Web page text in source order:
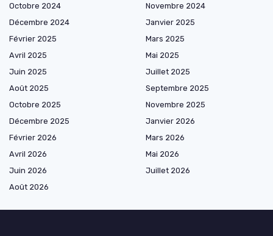
Octobre 2024
Novembre 2024
Décembre 2024
Janvier 2025
Février 2025
Mars 2025
Avril 2025
Mai 2025
Juin 2025
Juillet 2025
Août 2025
Septembre 2025
Octobre 2025
Novembre 2025
Décembre 2025
Janvier 2026
Février 2026
Mars 2026
Avril 2026
Mai 2026
Juin 2026
Juillet 2026
Août 2026